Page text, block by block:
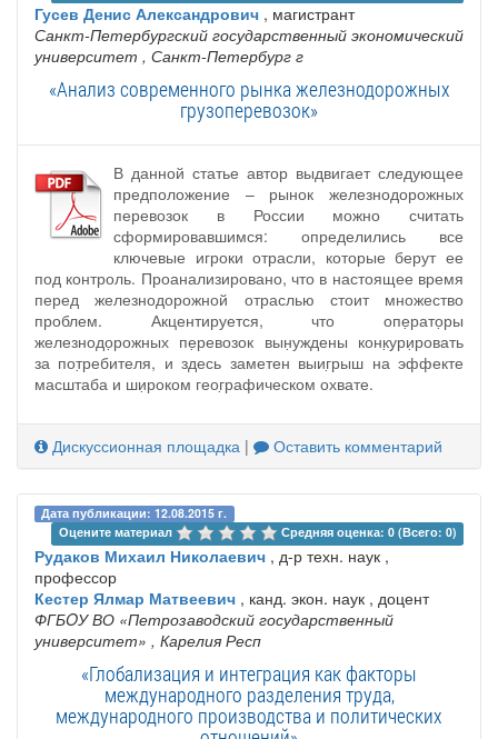
Гусев Денис Александрович , магистрант
Санкт-Петербургский государственный экономический
университет , Санкт-Петербург г
«Анализ современного рынка железнодорожных
грузоперевозок»
В данной статье автор выдвигает следующее
предположение – рынок железнодорожных
перевозок в России можно считать
сформировавшимся: определились все
ключевые игроки отрасли, которые берут ее
под контроль. Проанализировано, что в настоящее время
перед железнодорожной отраслью стоит множество
проблем. Акцентируется, что опе̣рато̣ры
железнодо̣рожных пе̣ревозок вын̣уждены конк̣у̣ри̣ровать
за пот̣ребителя, и здесь заметен выиг̣рыш на эффекте
масштаба и ши̣роком геог̣рафическом охвате.
Дискуссионная площадка | Оставить комментарий
Дата публикации: 12.08.2015 г.
Оцените материал
Средняя оценка: 0 (Всего: 0)
Рудаков Михаил Николаевич , д-р техн. наук ,
профессор
Кестер Ялмар Матвеевич , канд. экон. наук , доцент
ФГБOУ ВО «Петрозаводский государственный
университет» , Карелия Респ
«Глобализация и интеграция как факторы
международного разделения труда,
международного производства и политических